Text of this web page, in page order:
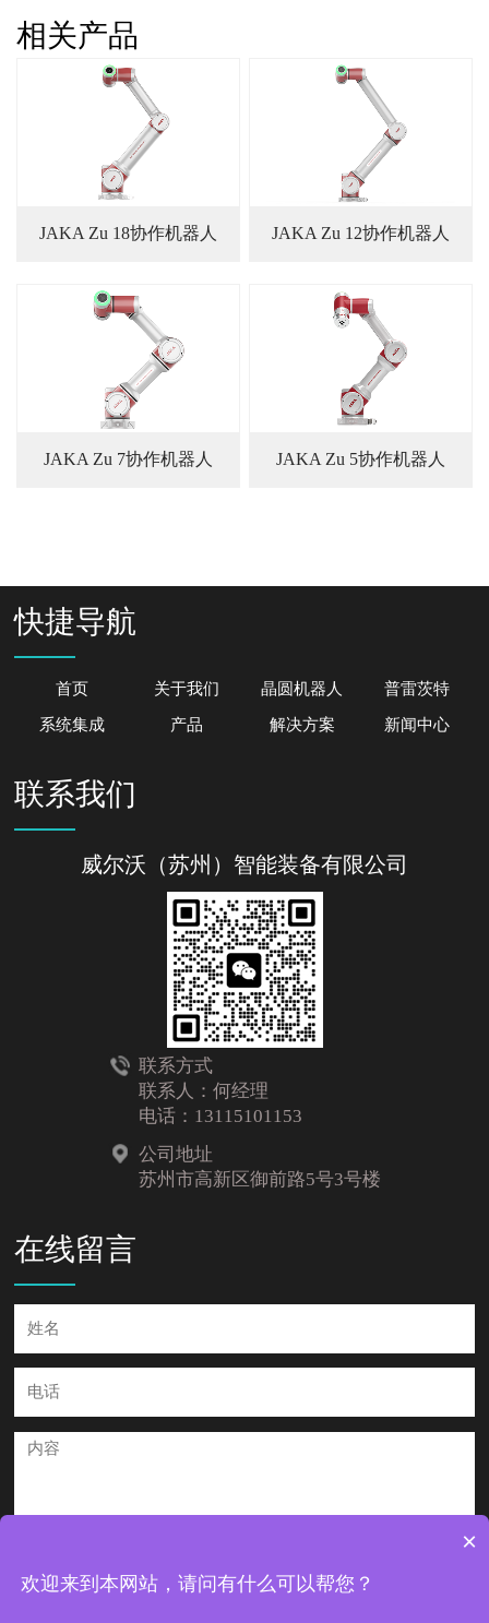
相关产品
JAKA Zu 18协作机器人 JAKA Zu 12协作机器人
JAKA Zu 7协作机器人 JAKA Zu 5协作机器人
快捷导航
首页 关于我们 晶圆机器人 普雷茨特
系统集成 产品 解决方案 新闻中心
联系我们
威尔沃（苏州）智能装备有限公司
联系方式
联系人：何经理
电话：13115101153
公司地址
苏州市高新区御前路5号3号楼
在线留言
×
欢迎来到本网站，请问有什么可以帮您？